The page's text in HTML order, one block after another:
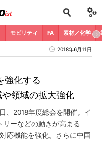
モビリティ FA 素材／化学
2018年6月11日
強化する
や領域の拡大強化
、2018年度総会を開催。イ
ーなどの動きが高まる
応機能を強化。さらに中国